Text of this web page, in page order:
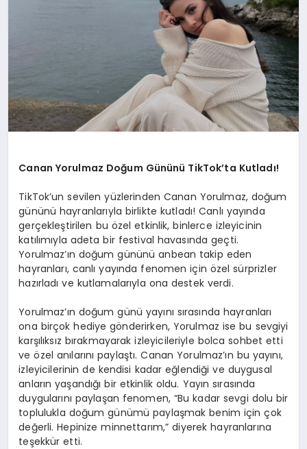
Canan Yorulmaz Doğum Gününü TikTok’ta Kutladı!
TikTok’un sevilen yüzlerinden Canan Yorulmaz, doğum
gününü hayranlarıyla birlikte kutladı! Canlı yayında
gerçekleştirilen bu özel etkinlik, binlerce izleyicinin
katılımıyla adeta bir festival havasında geçti.
Yorulmaz’ın doğum gününü anbean takip eden
hayranları, canlı yayında fenomen için özel sürprizler
hazırladı ve kutlamalarıyla ona destek verdi.
Yorulmaz’ın doğum günü yayını sırasında hayranları
ona birçok hediye gönderirken, Yorulmaz ise bu sevgiyi
karşılıksız bırakmayarak izleyicileriyle bolca sohbet etti
ve özel anılarını paylaştı. Canan Yorulmaz’ın bu yayını,
izleyicilerinin de kendisi kadar eğlendiği ve duygusal
anların yaşandığı bir etkinlik oldu. Yayın sırasında
duygularını paylaşan fenomen, “Bu kadar sevgi dolu bir
toplulukla doğum günümü paylaşmak benim için çok
değerli. Hepinize minnettarım,” diyerek hayranlarına
teşekkür etti.